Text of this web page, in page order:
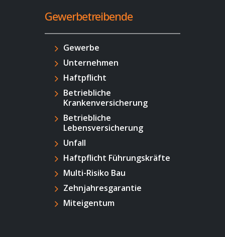
Gewerbetreibende
Gewerbe
Unternehmen
Haftpflicht
Betriebliche
Krankenversicherung
Betriebliche
Lebensversicherung
Unfall
Haftpflicht Führungskräfte
Multi-Risiko Bau
Zehnjahresgarantie
Miteigentum